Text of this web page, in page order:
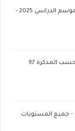
كبسولات حصص الدعم المكثف للموسم الدراسي 2025 -
المذكرة 97
- جميع المستويات